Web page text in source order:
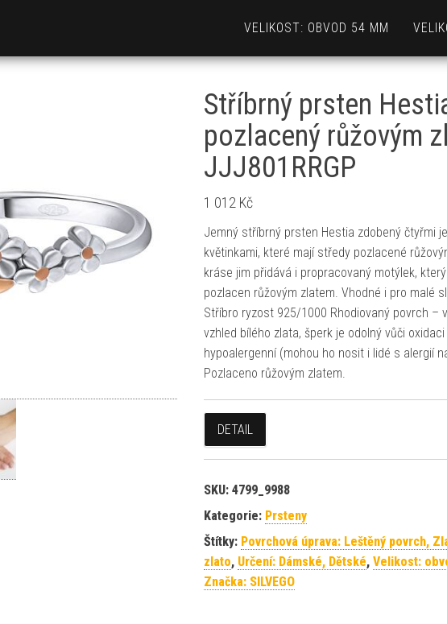
VELIKOST: OBVOD 54 MM
Stříbrný prsten
pozlacený růžovým
JJJ801RRGP
1 012 Kč
Jemný stříbrný prsten Hestia zdobený čtyřmi
květinkami, které mají středy pozlacené
kráse jim přidává i propracovaný motýlek,
pozlacen růžovým zlatem. Vhodné i pro malé
Stříbro ryzost 925/1000 Rhodiovaný povrch –
vzhled bílého zlata, šperk je odolný vůči
hypoalergenní (mohou ho nosit i lidé s alergií
Pozlaceno růžovým zlatem.
DETAIL
SKU: 4799_9988
Kategorie: Prsteny
Štítky: Povrchová úprava: Leštěný povrch,
zlato, Určení: Dámské, Dětské, Velikost:
Značka: SILVEGO